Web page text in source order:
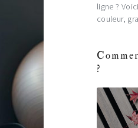
ligne ?
couleur,
?